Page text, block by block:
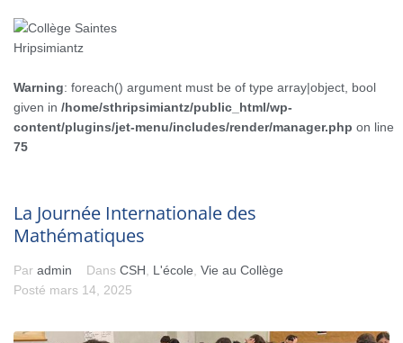
Warning: foreach() argument must be of type array|object, bool
given in /home/sthripsimiantz/public_html/wp-
content/plugins/jet-menu/includes/render/manager.php on line
75
La Journée Internationale des
Mathématiques
Par admin Dans CSH L'école Vie au Collège
Posté mars 14, 2025